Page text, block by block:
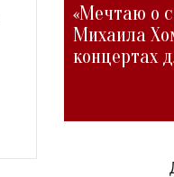
«Мечтаю о
Михаила
концертах